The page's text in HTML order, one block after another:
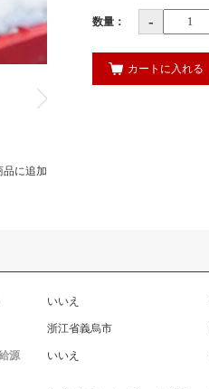
品に追加
数量： -
カートに入れる
いいえ
浙江省義烏市
源
いいえ